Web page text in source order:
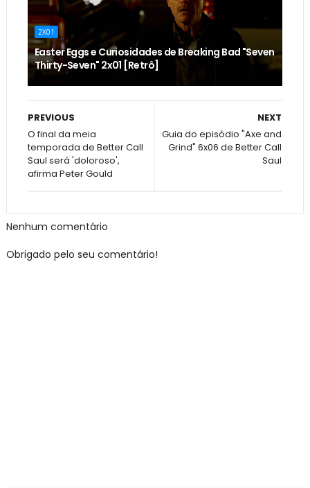
2X01
Easter Eggs e Curiosidades de Breaking Bad "Seven
Thirty-Seven" 2x01 [Retrô]
NEXT
Guia do episódio "Axe and
Grind" 6x06 de Better Call
Saul
PREVIOUS
O final da meia
temporada de Better Call
Saul será 'doloroso',
afirma Peter Gould
Nenhum comentário
Obrigado pelo seu comentário!